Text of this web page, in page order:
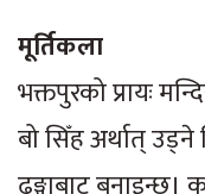
मूर्तिकला
भक्तपुरको प्रायः
बो सिँह अर्थात् उड्ने